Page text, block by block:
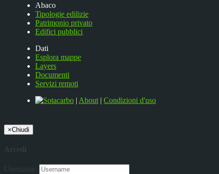
Abaco
Tipologie edilizie
Patrimonio privato
Edifici pubblici
Dati
Esplora mappe
Layers
Documenti
Servizi remoti
| About | Condizioni d'uso
×Chiudi
Accedi
Username: